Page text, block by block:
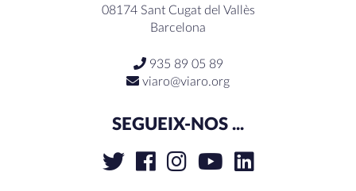
08174 Sant Cugat del Vallès
Barcelona
935 89 05 89
viaro@viaro.org
SEGUEIX-NOS ...